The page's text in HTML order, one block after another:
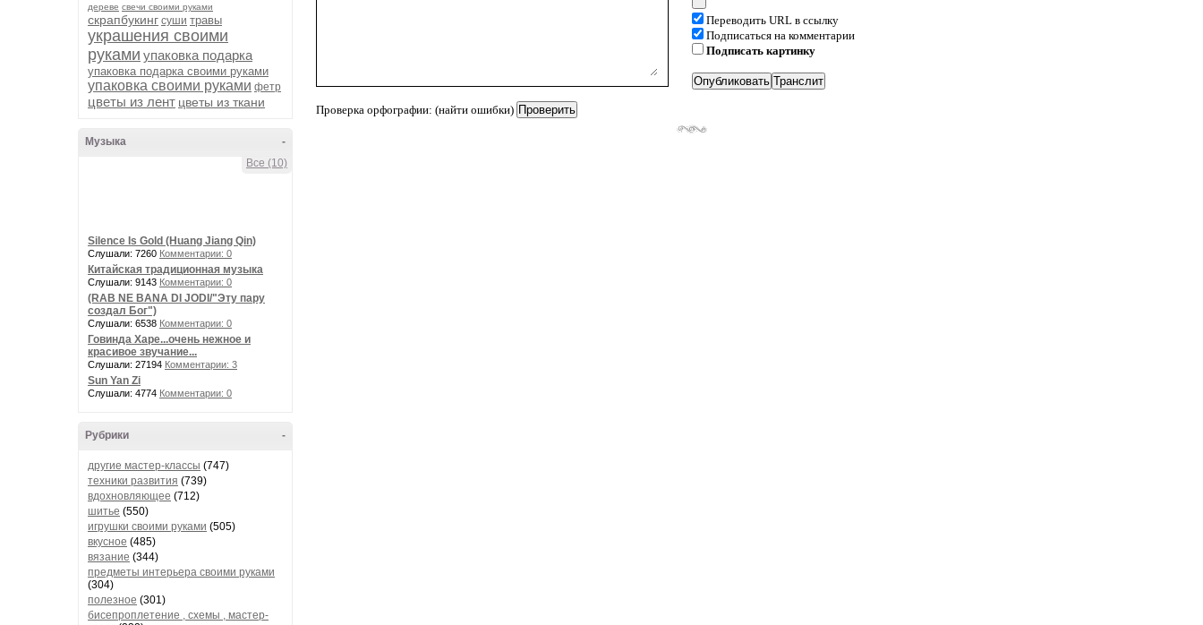
дереве свечи своими руками
скрапбукинг суши травы
украшения своими
руками упаковка подарка
упаковка подарка своими руками
упаковка своими руками фетр
цветы из лент цветы из ткани
-
Музыка
Все (10)
Silence Is Gold (Huang Jiang Qin)
Слушали: 7260 Комментарии: 0
Китайская традиционная музыка
Слушали: 9143 Комментарии: 0
(RAB NE BANA DI JODI/"Эту пару
создал Бог")
Слушали: 6538 Комментарии: 0
Говинда Харе...очень нежное и
красивое звучание...
Слушали: 27194 Комментарии: 3
Sun Yan Zi
Слушали: 4774 Комментарии: 0
-
Рубрики
другие мастер-классы (747)
техники развития (739)
вдохновляющее (712)
шитье (550)
игрушки своими руками (505)
вкусное (485)
вязание (344)
предметы интерьера своими руками
(304)
полезное (301)
бисепроплетение , схемы , мастер-
Проверка орфографии: (найти ошибки)
Переводить URL в ссылку
Подписаться на комментарии
Подписать картинку